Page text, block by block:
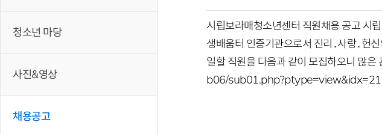
청소년 마당
사진&영상
채용공고
시립보라매청소년센터 직원채용 공고 시
생배움터 인증기관으로서 진리․사랑․헌
일할 직원을 다음과 같이 모집하오니 많
b06/